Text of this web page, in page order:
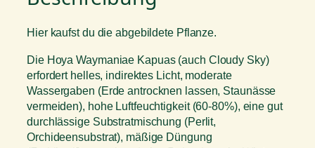
Hier kaufst du die abgebildete Pflanze.
Die Hoya Waymaniae Kapuas (auch Cloudy Sky)
erfordert helles, indirektes Licht, moderate
Wassergaben (Erde antrocknen lassen, Staunässe
vermeiden), hohe Luftfeuchtigkeit (60-80%), eine gut
durchlässige Substratmischung (Perlit,
Orchideensubstrat), mäßige Düngung